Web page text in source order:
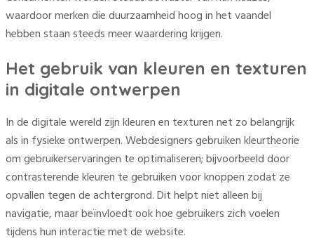
waardoor merken die duurzaamheid hoog in het vaandel
hebben staan steeds meer waardering krijgen.
Het gebruik van kleuren en texturen
in digitale ontwerpen
In de digitale wereld zijn kleuren en texturen net zo belangrijk
als in fysieke ontwerpen. Webdesigners gebruiken kleurtheorie
om gebruikerservaringen te optimaliseren; bijvoorbeeld door
contrasterende kleuren te gebruiken voor knoppen zodat ze
opvallen tegen de achtergrond. Dit helpt niet alleen bij
navigatie, maar beïnvloedt ook hoe gebruikers zich voelen
tijdens hun interactie met de website.